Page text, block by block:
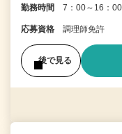
勤務時間 7：00～16：00
応募資格 調理師免許
後で見る